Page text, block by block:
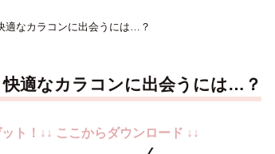
適なカラコンに出会うには…？
適なカラコンに出会うには…？
ト！↓↓ ここからダウンロード ↓↓